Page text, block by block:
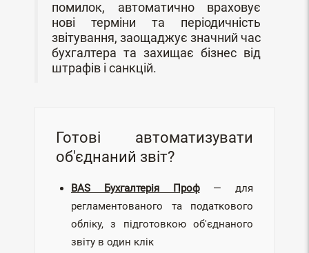
помилок, автоматично враховує
нові терміни та періодичність
звітування, заощаджує значний час
бухгалтера та захищає бізнес від
штрафів і санкцій.
Готові автоматизувати
об'єднаний звіт?
BAS Бухгалтерія Проф— для
регламентованого та податкового
обліку, з підготовкою об'єднаного
звіту в один клік